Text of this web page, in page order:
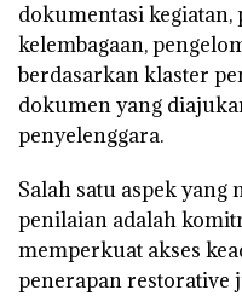
dokumentasi
kelembagaan,
berdasarkan klaster
dokumen yang
penyelenggara.
Salah satu aspek
penilaian adalah
memperkuat akses
penerapanrestorative